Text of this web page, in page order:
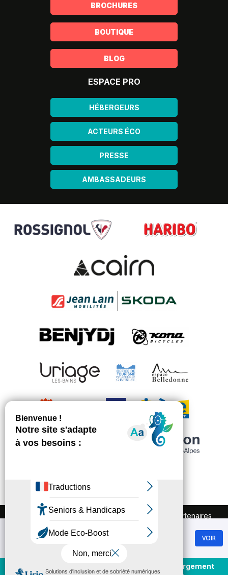
En direct
Achat et rechargement
BROCHURES
BOUTIQUE
BLOG
ESPACE PRO
HÉBERGEURS
ACTEURS ÉCO
PRESSE
AMBASSADEURS
Recrutement Marchés publics
Partenaires
Mentions légales
Politique de confidentialité
Conditions Générales de Vente
Gestion des cookies
Chamrousse
GRATUIT - Sur Google Play VOIR